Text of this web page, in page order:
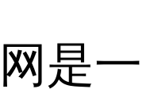
是一